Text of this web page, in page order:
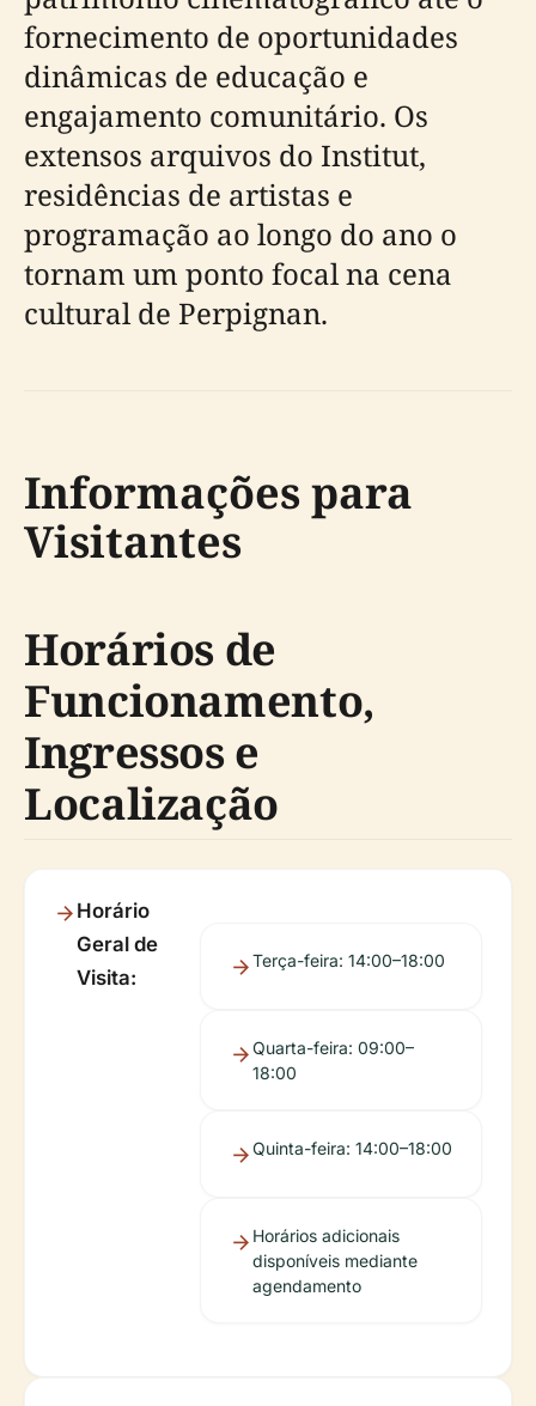
fornecimento de oportunidades
dinâmicas de educação e
engajamento comunitário. Os
extensos arquivos do Institut,
residências de artistas e
programação ao longo do ano o
tornam um ponto focal na cena
cultural de Perpignan.
Informações para
Visitantes
Horários de
Funcionamento,
Ingressos e
Localização
Horário
Geral de
Visita:
Terça-feira: 14:00–18:00
Quarta-feira: 09:00–
18:00
Quinta-feira: 14:00–18:00
Horários adicionais
disponíveis mediante
agendamento